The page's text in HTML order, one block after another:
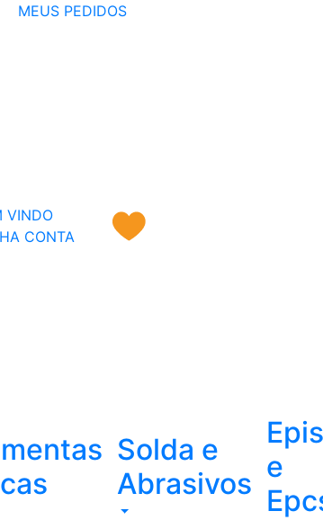
MEUS PEDIDOS
VINDO
CONTA
Solda e
Abrasivos
Epis
e